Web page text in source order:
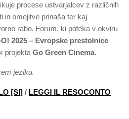
procese ustvarjalcev z različnih
in omejitve prinaša ter kaj
rabo. Forum, ki poteka v okviru
2025 – Evropske prestolnice
projekta Go Green Cinema.
jeziku.
[SI] / LEGGI IL RESOCONTO